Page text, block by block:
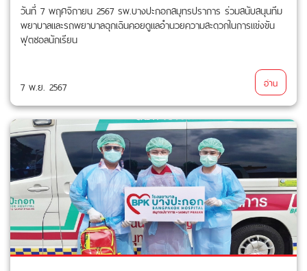
วันที่ 7 พฤศจิกายน 2567 รพ.บางปะกอกสมุทรปราการ ร่วมสนับสนุนทีม
พยาบาลและรถพยาบาลฉุกเฉินคอยดูแลอำนวยความสะดวกในการแข่งขัน
ฟุตซอลนักเรียน
7 พ.ย. 2567 อ่าน